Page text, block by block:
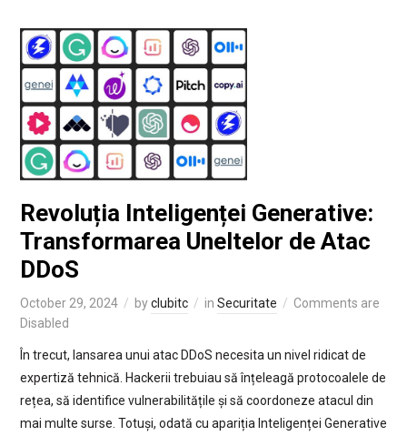
Revoluția Inteligenței Generative:
Transformarea Uneltelor de Atac
DDoS
October 29, 2024 byclubitc in Securitate
Comments are
Disabled
În trecut, lansarea unui atac DDoS necesita un nivel ridicat de
expertiză tehnică. Hackerii trebuiau să înțeleagă protocoalele de
rețea, să identifice vulnerabilitățile și să coordoneze atacul din
mai multe surse. Totuși, odată cu apariția Inteligenței Generative